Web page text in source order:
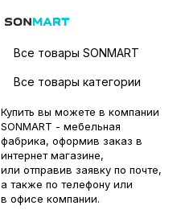
Все товары SONMART
Все товары категории
Купить вы можете в компании
SONMART - мебельная
фабрика, оформив заказ в
интернет магазине,
или отправив заявку по почте,
а также по телефону или
в офисе компании.